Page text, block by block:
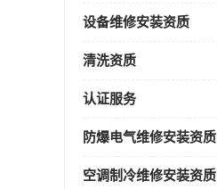
设备维修安装资质
清洗资质
认证服务
防爆电气维修安装资质
空调制冷维修安装资质